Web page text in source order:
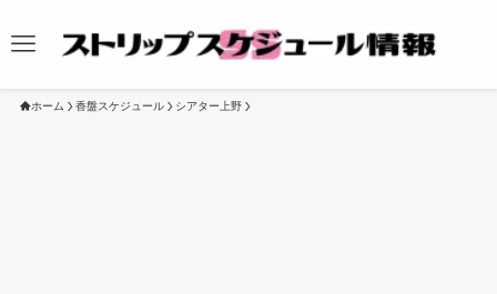
ホーム 香盤スケジュール シアター上野